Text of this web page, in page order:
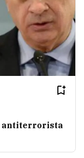
antiterrorista